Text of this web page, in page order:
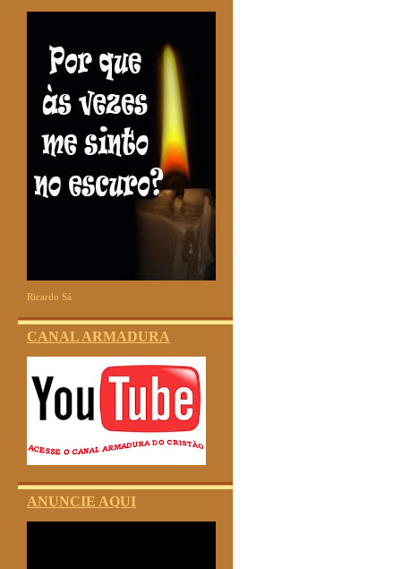
Ricardo Sá
CANAL ARMADURA
ANUNCIE AQUI